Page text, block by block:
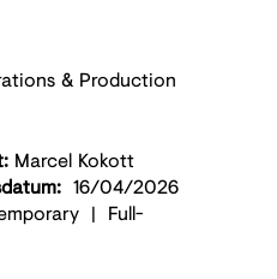
& Production
Marcel Kokott
16/04/2026
| Full-